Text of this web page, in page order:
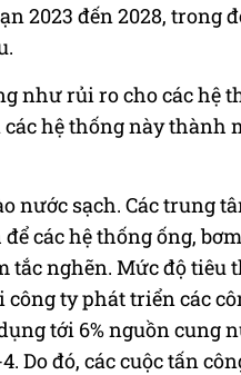
2023 đến 2028, trong
như rủi ro cho các hệ
các hệ thống này thành
nước sạch. Các trung
các hệ thống ống,
tắc nghẽn. Mức độ tiêu
ty phát triển các
tới 6% nguồn cung
Do đó, các cuộc tấn